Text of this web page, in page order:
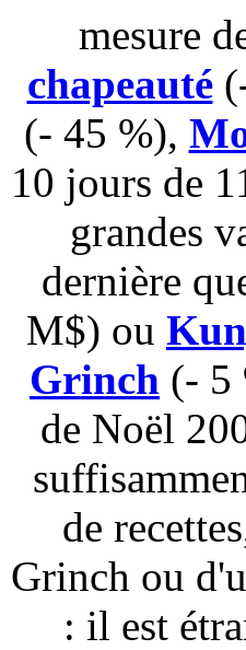
mesure
chapeauté
(- 45 %),
10 jours de
grandes
dernière
M$) ou
Grinch (- 5
de Noël
de
Grinch ou
: il est